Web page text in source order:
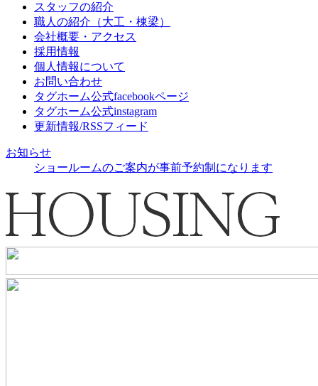
スタッフの紹介
職人の紹介（大工・棟梁）
会社概要・アクセス
採用情報
個人情報について
お問い合わせ
タグホーム公式facebookページ
タグホーム公式instagram
更新情報/RSSフィード
お知らせ
ショールームのご案内が事前予約制になります